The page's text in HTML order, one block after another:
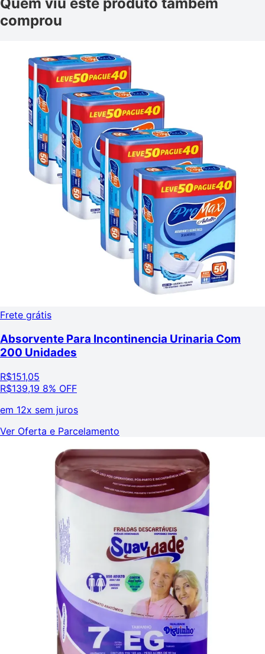
Quem viu este produto também
comprou
Frete grátis
Absorvente Para Incontinencia Urinaria Com
200 Unidades
R$151,05
R$139,19 8% OFF
em 12x sem juros
Ver Oferta e Parcelamento